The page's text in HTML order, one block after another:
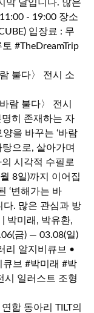
불다〉 전시 소
합 동아리 TILT의